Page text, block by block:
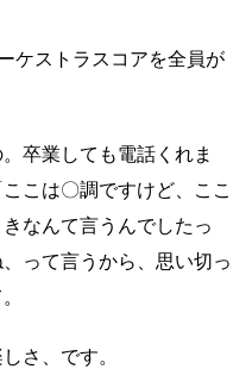
ケストラスコアを全員が
卒業しても電話くれま
こは〇調ですけど、ここ
なんて言うんでしたっ
って言うから、思い切っ
さ、です。